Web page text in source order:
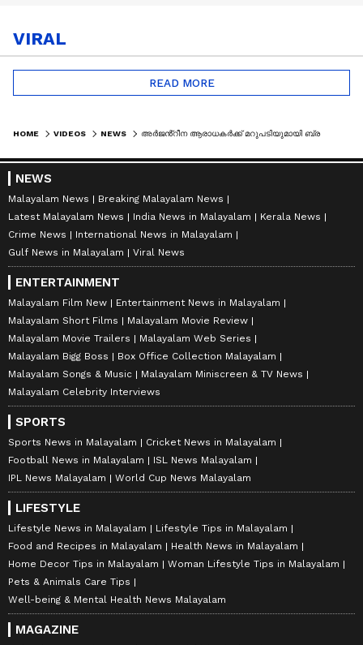
VIRAL
READ MORE
HOME VIDEOS NEWS അ‍ർജൻ്റീന ആരാധക‍ർക്ക് മറുപടിയുമായി ബ്രസീൽ ആരാധക‍ർ; പാലക്കാട് 180 അടി നീളമുള്ള ബ്രസീൽ ഫ്ലെക്സ്
NEWS
Malayalam News
Breaking Malayalam News
Latest Malayalam News
India News in Malayalam
Kerala News
Crime News
International News in Malayalam
Gulf News in Malayalam
Viral News
ENTERTAINMENT
Malayalam Film New
Entertainment News in Malayalam
Malayalam Short Films
Malayalam Movie Review
Malayalam Movie Trailers
Malayalam Web Series
Malayalam Bigg Boss
Box Office Collection Malayalam
Malayalam Songs & Music
Malayalam Miniscreen & TV News
Malayalam Celebrity Interviews
SPORTS
Sports News in Malayalam
Cricket News in Malayalam
Football News in Malayalam
ISL News Malayalam
IPL News Malayalam
World Cup News Malayalam
LIFESTYLE
Lifestyle News in Malayalam
Lifestyle Tips in Malayalam
Food and Recipes in Malayalam
Health News in Malayalam
Home Decor Tips in Malayalam
Woman Lifestyle Tips in Malayalam
Pets & Animals Care Tips
Well-being & Mental Health News Malayalam
MAGAZINE